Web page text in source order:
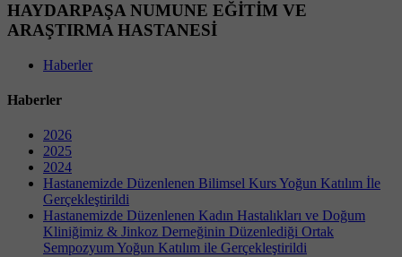
HAYDARPAŞA NUMUNE EĞİTİM VE
ARAŞTIRMA HASTANESİ
Haberler
Haberler
2026
2025
2024
Hastanemizde Düzenlenen Bilimsel Kurs Yoğun Katılım İle
Gerçekleştirildi
Hastanemizde Düzenlenen Kadın Hastalıkları ve Doğum
Kliniğimiz & Jinkoz Derneğinin Düzenlediği Ortak
Sempozyum Yoğun Katılım ile Gerçekleştirildi